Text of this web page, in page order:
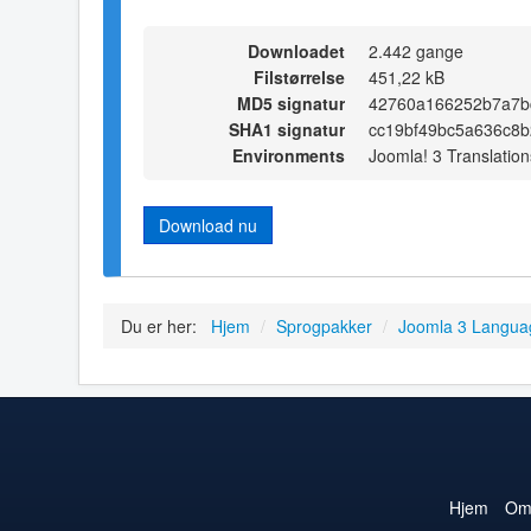
Downloadet
2.442 gange
Filstørrelse
451,22 kB
MD5 signatur
SHA1 signatur
Environments
Joomla! 3
Download nu
Du er her: Hjem / Sprogpakker / Joomla 3
Hjem Om